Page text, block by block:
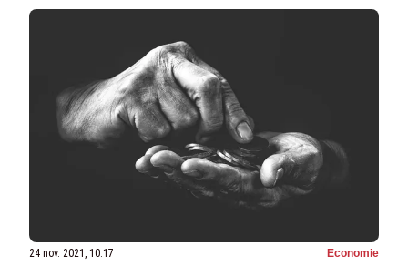
24 nov. 2021, 10:17 Economie